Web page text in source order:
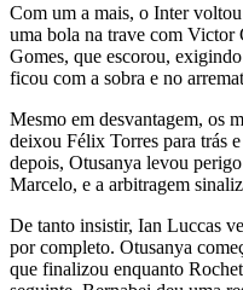
Com um a mais, o Inter
uma bola na trave com
Gomes, que escorou,
ficou com a sobra e no
Mesmo em desvantagem, os
deixou Félix Torres para trás
depois, Otusanya levou
Marcelo, e a arbitragem
De tanto insistir, Ian Luccas
por completo. Otusanya
que finalizou enquanto